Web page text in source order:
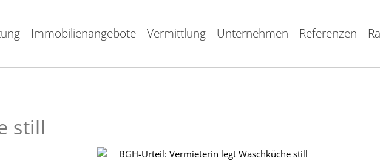
Immobilienangebote Vermittlung Unternehmen Referenzen
still